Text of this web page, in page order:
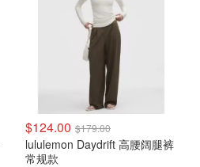
$124.00 $179.00
lululemon Daydrift 高腰阔腿裤
常规款